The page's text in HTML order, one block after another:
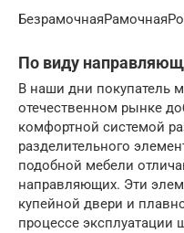
По виду
В наши дни покупатель
отечественном рынке
комфортной системой
разделительного
подобной мебели
направляющих. Эти
купейной двери и
процессе эксплуатации